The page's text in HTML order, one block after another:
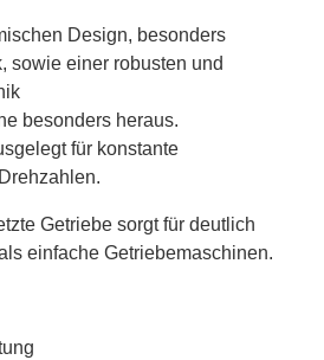
Design, besonders
sowie einer robusten und
besonders heraus.
für konstante
Getriebe sorgt für deutlich
einfache Getriebemaschinen.